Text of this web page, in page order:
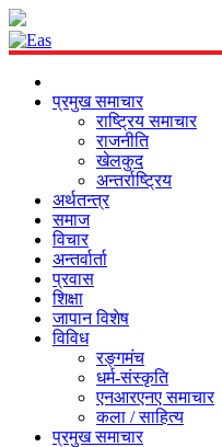
प्रमुख समाचार
राष्ट्रिय समाचार
राजनीति
खेलकुद
अन्तर्राष्ट्रिय
अर्थतन्त्र
समाज
विचार
अन्तर्वार्ता
प्रवास
शिक्षा
जापान विशेष
विविध
रङ्गमंच
धर्म-संस्कृति
एनआरएनए समाचार
कला / साहित्य
प्रमुख समाचार